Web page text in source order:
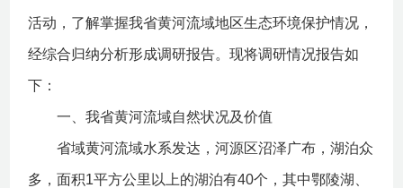
活动，了解掌握我省黄河流域地区生态环境保护情况，
经综合归纳分析形成调研报告。现将调研情况报告如
下：
一、我省黄河流域自然状况及价值
省域黄河流域水系发达，河源区沼泽广布，湖泊众
多，面积1平方公里以上的湖泊有40个，其中鄂陵湖、